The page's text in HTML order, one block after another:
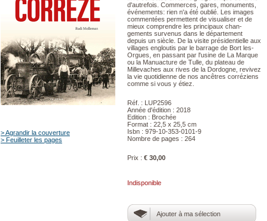
> Agrandir la couverture
> Feuilleter les pages
d'autrefois. Commerces, gares, monuments,
événements: rien n'a été oublié. Les images
commentées permettent de visualiser et de
mieux comprendre les principaux chan­
gements survenus dans le département
depuis un siècle. De la visite présidentielle aux
villages engloutis par le barrage de Bort­ les-
Orgues, en passant par l'usine de La Marque
ou la Manuacture de Tulle, du plateau de
Millevaches aux rives de la Dordogne, revivez
la vie quotidienne de nos ancêtres corréziens
comme si vous y étiez.
Réf. : LUP2596
Année d'édition : 2018
Edition : Brochée
Format : 22,5 x 25,5 cm
Isbn : 979-10-353-0101-9
Nombre de pages : 264
Prix : € 30,00
Indisponible
Ajouter à ma sélection